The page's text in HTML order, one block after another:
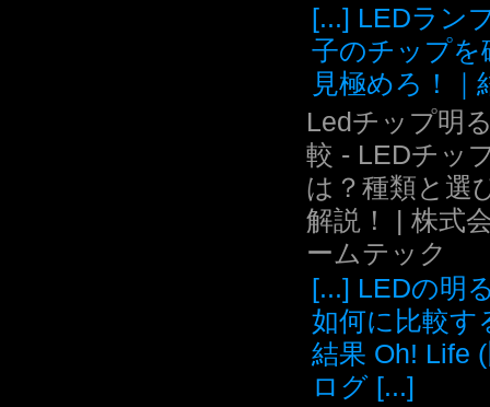
[...] LEDラン
子のチップを
見極めろ！｜
Ledチップ明
較 - LEDチッ
は？種類と選
解説！ | 株式
ームテック
[...] LEDの明
如何に比較す
結果 Oh! Life
ログ [...]